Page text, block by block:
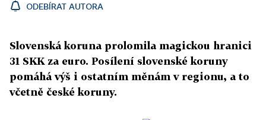
ODEBÍRAT AUTORA
Slovenská koruna prolomila magickou hranici
31 SKK za euro. Posílení slovenské koruny
pomáhá výš i ostatním měnám v regionu, a to
včetně české koruny.